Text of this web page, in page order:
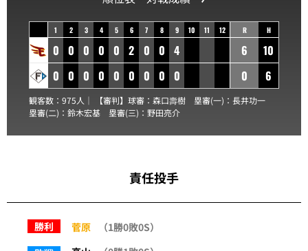
1 2 3 4 5 6 7 8 9 10 11 12
0 0 0 0 0 2 0 0 4
0 0 0 0 0 0 0 0 0
R H
6
10
0
6
観客数：975人｜ 【審判】球審： 森口壽樹 塁審(一)： 長井功一
塁審(二)： 鈴木宏基 塁審(三)： 野田亮介
責任投手
勝利 菅原
（1勝0敗0S）